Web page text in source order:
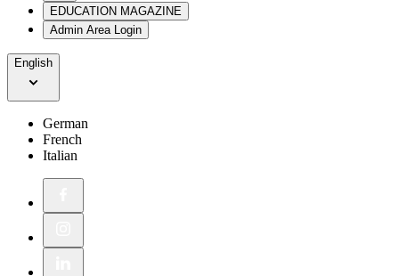
EDUCATION MAGAZINE
Admin Area Login
English
German
French
Italian